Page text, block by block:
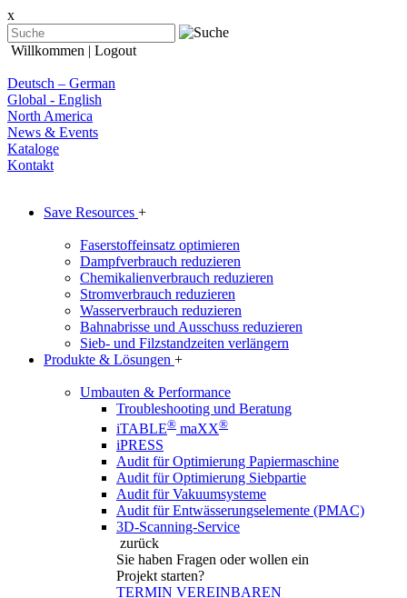
x
Willkommen | Logout
Deutsch – German
Global - English
North America
News & Events
Kataloge
Kontakt
Save Resources +
Faserstoffeinsatz optimieren
Dampfverbrauch reduzieren
Chemikalienverbrauch reduzieren
Stromverbrauch reduzieren
Wasserverbrauch reduzieren
Bahnabrisse und Ausschuss reduzieren
Sieb- und Filzstandzeiten verlängern
Produkte & Lösungen +
Umbauten & Performance
Troubleshooting und Beratung
iTABLE® maXX®
iPRESS
Audit für Optimierung Papiermaschine
Audit für Optimierung Siebpartie
Audit für Vakuumsysteme
Audit für Entwässerungselemente (PMAC)
3D-Scanning-Service
zurück
Sie haben Fragen oder wollen ein
Projekt starten?
TERMIN VEREINBAREN